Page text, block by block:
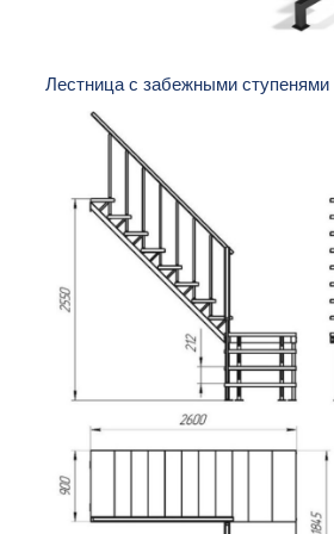
Лестница с забежными ступенями